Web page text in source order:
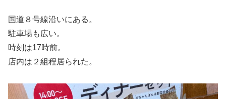
国道８号線沿いにある。
駐車場も広い。
時刻は17時前。
店内は２組程居られた。